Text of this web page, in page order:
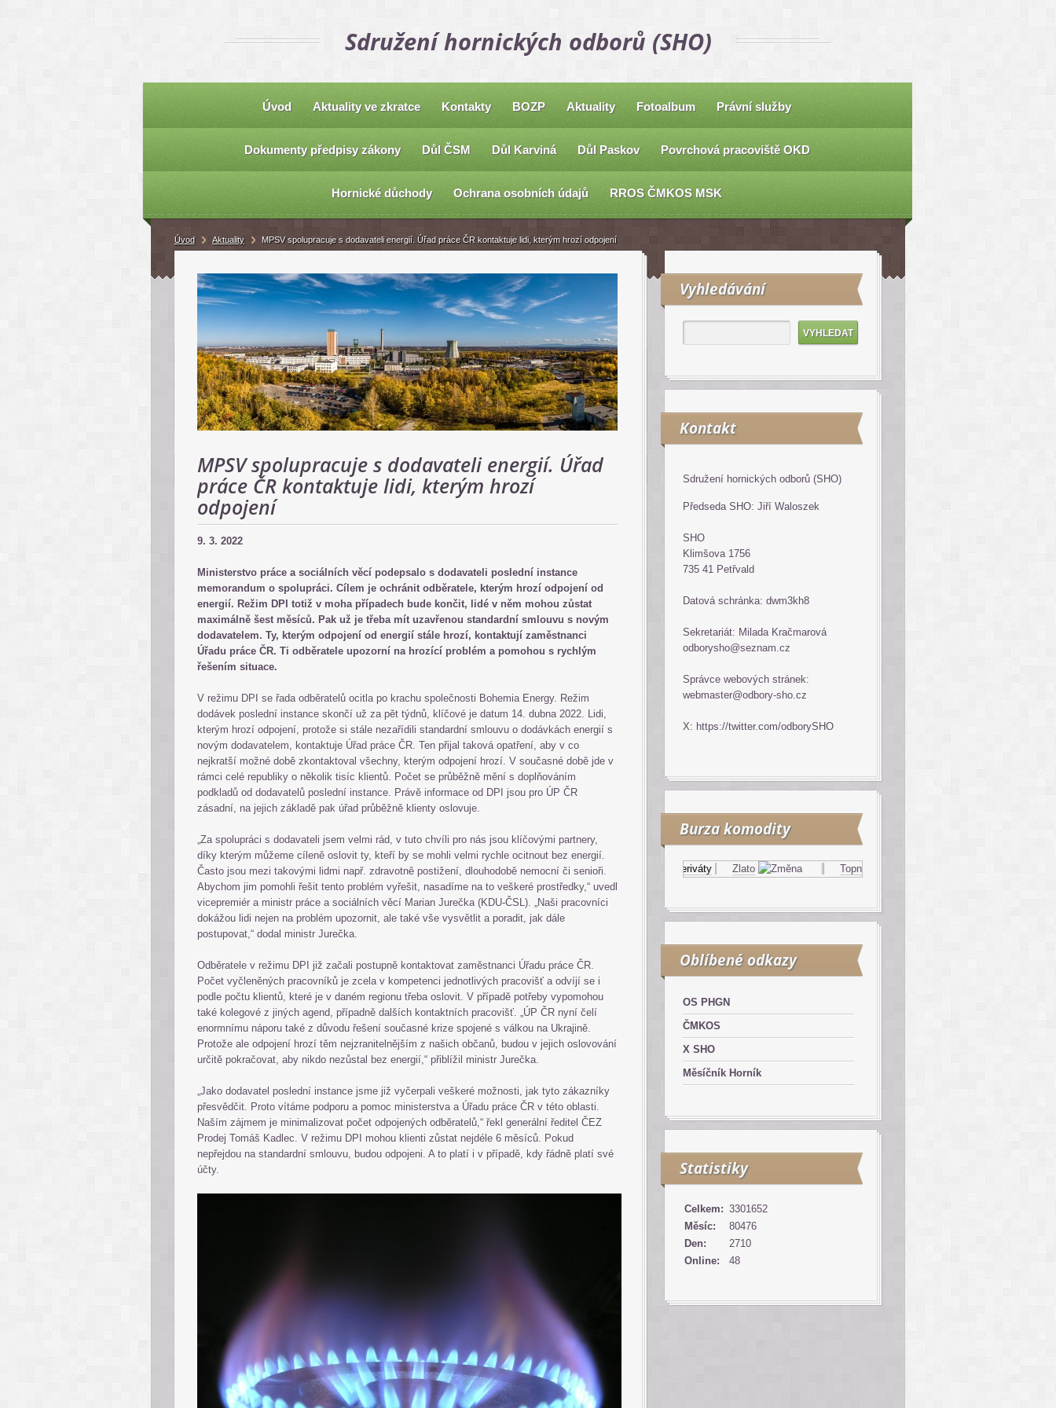
Sdružení hornických odborů (SHO)
Úvod Aktuality ve zkratce Kontakty BOZP Aktuality Fotoalbum Právní služby
Dokumenty předpisy zákony Důl ČSM Důl Karviná Důl Paskov Povrchová pracoviště OKD
Hornické důchody Ochrana osobních údajů RROS ČMKOS MSK
MPSV spolupracuje s dodavateli energií. Úřad
práce ČR kontaktuje lidi, kterým hrozí
odpojení
9. 3. 2022
Ministerstvo práce a sociálních věcí podepsalo s dodavateli poslední instance
memorandum o spolupráci. Cílem je ochránit odběratele, kterým hrozí odpojení od
energií. Režim DPI totiž v moha případech bude končit, lidé v něm mohou zůstat
maximálně šest měsíců. Pak už je třeba mít uzavřenou standardní smlouvu s novým
dodavatelem. Ty, kterým odpojení od energií stále hrozí, kontaktují zaměstnanci
Úřadu práce ČR. Ti odběratele upozorní na hrozící problém a pomohou s rychlým
řešením situace.
V režimu DPI se řada odběratelů ocitla po krachu společnosti Bohemia Energy. Režim
dodávek poslední instance skončí už za pět týdnů, klíčové je datum 14. dubna 2022. Lidi,
kterým hrozí odpojení, protože si stále nezařídili standardní smlouvu o dodávkách energií s
novým dodavatelem, kontaktuje Úřad práce ČR. Ten přijal taková opatření, aby v co
nejkratší možné době zkontaktoval všechny, kterým odpojení hrozí. V současné době jde v
rámci celé republiky o několik tisíc klientů. Počet se průběžně mění s doplňováním
podkladů od dodavatelů poslední instance. Právě informace od DPI jsou pro ÚP ČR
zásadní, na jejich základě pak úřad průběžně klienty oslovuje.
„Za spolupráci s dodavateli jsem velmi rád, v tuto chvíli pro nás jsou klíčovými partnery,
díky kterým můžeme cíleně oslovit ty, kteří by se mohli velmi rychle ocitnout bez energií.
Často jsou mezi takovými lidmi např. zdravotně postižení, dlouhodobě nemocní či senioři.
Abychom jim pomohli řešit tento problém vyřešit, nasadíme na to veškeré prostředky,“ uvedl
vicepremiér a ministr práce a sociálních věcí Marian Jurečka (KDU-ČSL). „Naši pracovníci
dokážou lidi nejen na problém upozornit, ale také vše vysvětlit a poradit, jak dále
postupovat,“ dodal ministr Jurečka.
Odběratele v režimu DPI již začali postupně kontaktovat zaměstnanci Úřadu práce ČR.
Počet vyčleněných pracovníků je zcela v kompetenci jednotlivých pracovišť a odvíjí se i
podle počtu klientů, které je v daném regionu třeba oslovit. V případě potřeby vypomohou
také kolegové z jiných agend, případně dalších kontaktních pracovišť. „ÚP ČR nyní čelí
enormnímu náporu také z důvodu řešení současné krize spojené s válkou na Ukrajině.
Protože ale odpojení hrozí těm nejzranitelnějším z našich občanů, budou v jejich oslovování
určitě pokračovat, aby nikdo nezůstal bez energií,“ přiblížil ministr Jurečka.
„Jako dodavatel poslední instance jsme již vyčerpali veškeré možnosti, jak tyto zákazníky
přesvědčit. Proto vítáme podporu a pomoc ministerstva a Úřadu práce ČR v této oblasti.
Naším zájmem je minimalizovat počet odpojených odběratelů,“ řekl generální ředitel ČEZ
Prodej Tomáš Kadlec. V režimu DPI mohou klienti zůstat nejdéle 6 měsíců. Pokud
nepřejdou na standardní smlouvu, budou odpojeni. A to platí i v případě, kdy řádně platí své
účty.
Vyhledávání
Kontakt
Sdružení hornických odborů (SHO)
Předseda SHO: Jiří Waloszek
SHO
Klimšova 1756
735 41 Petřvald
Datová schránka: dwm3kh8
Sekretariát: Milada Kračmarová
odborysho@seznam.cz
Správce webových stránek:
webmaster@odbory-sho.cz
X: https://twitter.com/odborySHO
Burza komodity
Kurzy.cz Komodity a deriváty Zlato Topný olej
Oblíbené odkazy
OS PHGN
ČMKOS
X SHO
Měsíčník Horník
Statistiky
Online: 48
Celkem: 3301652
Měsíc:
80476
Den:
2710
Úvod Aktuality MPSV spolupracuje s dodavateli energií. Úřad práce ČR kontaktuje lidi, kterým hrozí odpojení